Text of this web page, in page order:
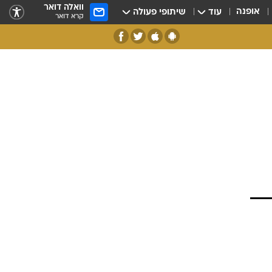
אופנה עוד שיתופי פעולה וואלה דואר
קרא דואר